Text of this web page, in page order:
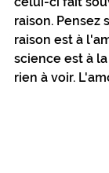
raison.
raison est à
science est à
rien à voir.